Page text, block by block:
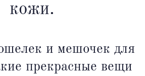
кожи.
и мешочек для
прекрасные вещи